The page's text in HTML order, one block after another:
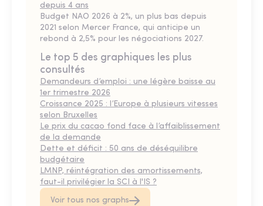
depuis 4 ans
Budget NAO 2026 à 2%, un plus bas depuis
2021 selon Mercer France, qui anticipe un
rebond à 2,5% pour les négociations 2027.
Le top 5 des graphiques les plus
consultés
Demandeurs d’emploi : une légère baisse au
1er trimestre 2026
Croissance 2025 : l’Europe à plusieurs vitesses
selon Bruxelles
Le prix du cacao fond face à l’affaiblissement
de la demande
Dette et déficit : 50 ans de déséquilibre
budgétaire
LMNP, réintégration des amortissements,
faut-il privilégier la SCI à l'IS ?
Voir tous nos graphs